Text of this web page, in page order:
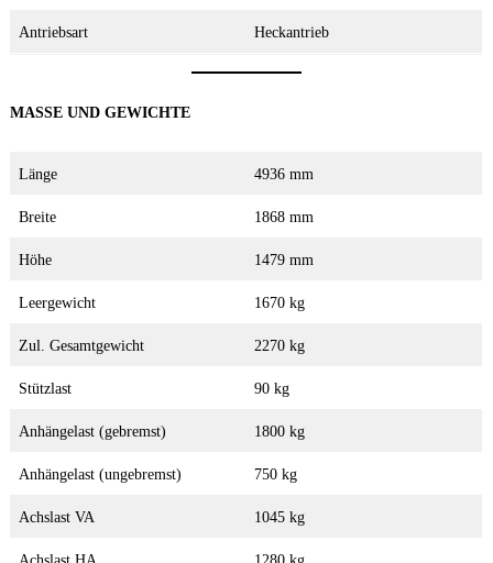
Antriebsart Heckantrieb
MASSE UND GEWICHTE
Länge 4936 mm
Breite 1868 mm
Höhe 1479 mm
Leergewicht 1670 kg
Zul. Gesamtgewicht 2270 kg
Stützlast 90 kg
Anhängelast (gebremst) 1800 kg
Anhängelast (ungebremst) 750 kg
Achslast VA 1045 kg
Achslast HA 1280 kg